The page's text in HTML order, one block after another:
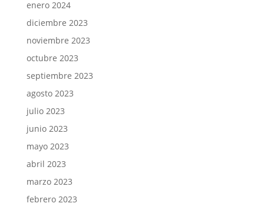
enero 2024
diciembre 2023
noviembre 2023
octubre 2023
septiembre 2023
agosto 2023
julio 2023
junio 2023
mayo 2023
abril 2023
marzo 2023
febrero 2023